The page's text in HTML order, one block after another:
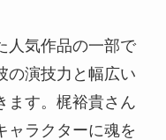
人気作品の一部で
の演技力と幅広い
ます。梶裕貴さん
ャラクターに魂を